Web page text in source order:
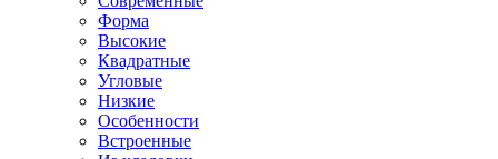
Форма
Высокие
Квадратные
Угловые
Низкие
Особенности
Встроенные